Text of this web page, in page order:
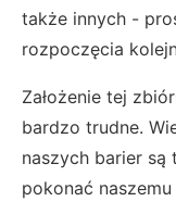
także innych -
rozpoczęcia
Założenie tej
bardzo trudne.
naszych barier są
pokonać